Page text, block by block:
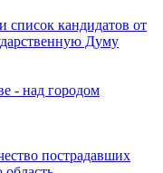
список кандидатов от
Думу
- над городом
пострадавших